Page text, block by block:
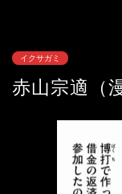
イクサガミ
赤山宗適（